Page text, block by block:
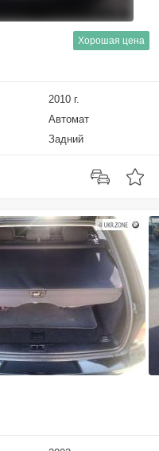
Хорошая цена
2010 г.
Автомат
Задний